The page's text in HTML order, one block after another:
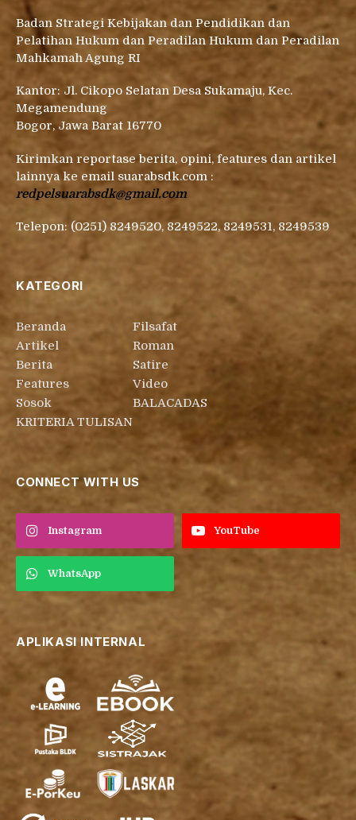
Badan Strategi Kebijakan dan Pendidikan dan
Pelatihan Hukum dan Peradilan Hukum dan Peradilan
Mahkamah Agung RI
Kantor: Jl. Cikopo Selatan Desa Sukamaju, Kec.
Megamendung
Bogor, Jawa Barat 16770
Kirimkan reportase berita, opini, features dan artikel
lainnya ke email suarabsdk.com :
redpelsuarabsdk@gmail.com
Telepon: (0251) 8249520, 8249522, 8249531, 8249539
KATEGORI
Beranda
Artikel
Berita
Features
Sosok
KRITERIA TULISAN
Filsafat
Roman
Satire
Video
BALACADAS
CONNECT WITH US
Instagram YouTube
WhatsApp
APLIKASI INTERNAL